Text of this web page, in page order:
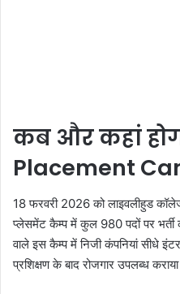
कब और कहां
Placement
18 फरवरी 2026 को लाइवलीहुड
प्लेसमेंट कैम्प में कुल 980 पदों पर
वाले इस कैम्प में निजी कंपनियां सीधे
प्रशिक्षण के बाद रोजगार उपलब्ध